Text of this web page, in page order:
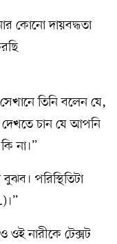
কোনো দায়বদ্ধতা
তিনি বলেন যে,
দেখতে চান যে আপনি
না।”
পরিস্থিতিটা
ওই নারীকে টেক্সট